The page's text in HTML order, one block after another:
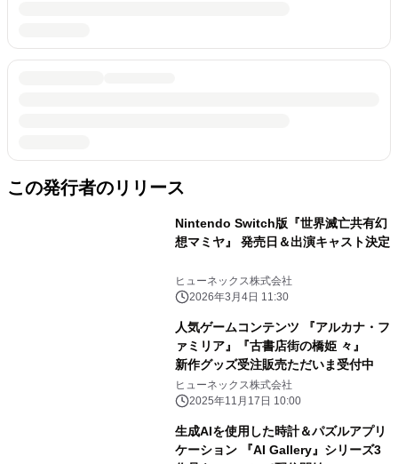
この発行者のリリース
Nintendo Switch版『世界滅亡共有幻
想マミヤ』 発売日＆出演キャスト決定
ヒューネックス株式会社
2026年3月4日 11:30
人気ゲームコンテンツ 『アルカナ・フ
ァミリア』『古書店街の橋姫 々』
新作グッズ受注販売ただいま受付中
ヒューネックス株式会社
2025年11月17日 10:00
生成AIを使用した時計＆パズルアプリ
ケーション 『AI Gallery』シリーズ3